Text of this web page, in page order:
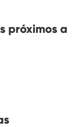
próximos a